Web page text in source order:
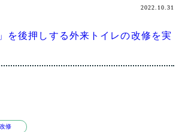
を後押しする外来トイレの改修を実
2022.10.31
改修